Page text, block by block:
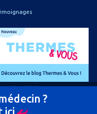
?
de gestion des cookies